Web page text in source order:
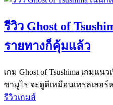
รีวิว Ghost of
รายทางก็คุ้มแล้ว
เกม Ghost of Tsushima เกม
ซามูไร จะดูดีเหมือนเทรลเลอ
รีวิวเกมส์